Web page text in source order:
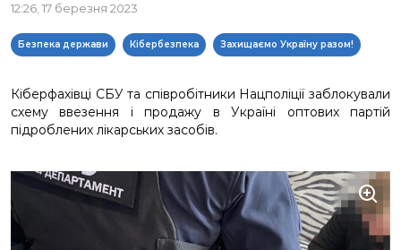
12:26, 17 березня 2023
Безпека держави Кібербезпека Захищаємо Україну разом!
Кіберфахівці СБУ та співробітники Нацполіції заблокували
схему ввезення і продажу в Україні оптових партій
підроблених лікарських засобів.